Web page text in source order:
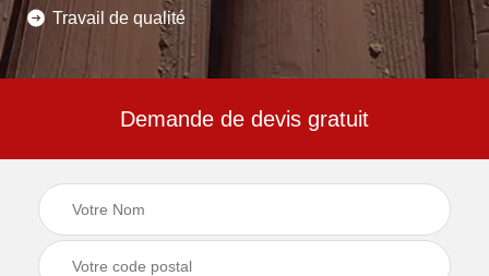
Travail de qualité
Demande de devis gratuit